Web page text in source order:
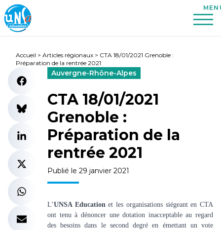
Accueil > Articles régionaux > CTA 18/01/2021 Grenoble :
Préparation de la rentrée 2021
Auvergne-Rhône-Alpes
CTA 18/01/2021
Grenoble :
Préparation de la
rentrée 2021
Publié le 29 janvier 2021
L’UNSA Educationet les organisations siégeant en CTA
ont tenu à dénoncer une dotation inacceptable au regard
des besoins dans le second degré en émettant un vote